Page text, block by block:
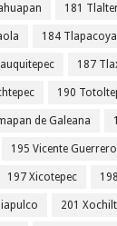
181
184 Tlapacoya
187
190
de Galeana
195 Vicente Guerrero
197 Xicotepec
201